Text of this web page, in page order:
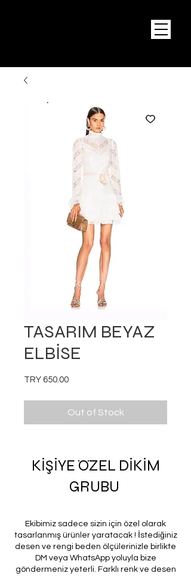
TASARIM BEYAZ
ELBİSE
TRY 650.00Price
Out of Stock
KİŞİYE ÖZEL DİKİM
GRUBU
Ekibimiz sadece sizin için özel olarak
tasarlanmış ürünler yaratacak ! İstediğiniz
desen ve rengi beden ölçülerinizle birlikte
DM veya WhatsApp yoluyla bize
göndermeniz yeterli. Farklı renk ve desen